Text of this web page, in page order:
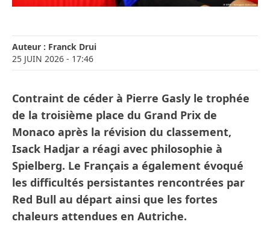
Auteur : Franck Drui
25 JUIN 2026 - 17:46
Contraint de céder à Pierre Gasly le trophée
de la troisième place du Grand Prix de
Monaco après la révision du classement,
Isack Hadjar a réagi avec philosophie à
Spielberg. Le Français a également évoqué
les difficultés persistantes rencontrées par
Red Bull au départ ainsi que les fortes
chaleurs attendues en Autriche.